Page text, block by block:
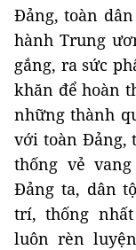
Đảng, toàn
hành Trung
gắng, ra sức
khăn để hoàn
những thành
với toàn Đảng,
thống vẻ
Đảng ta, dân
trí, thống
luôn rèn